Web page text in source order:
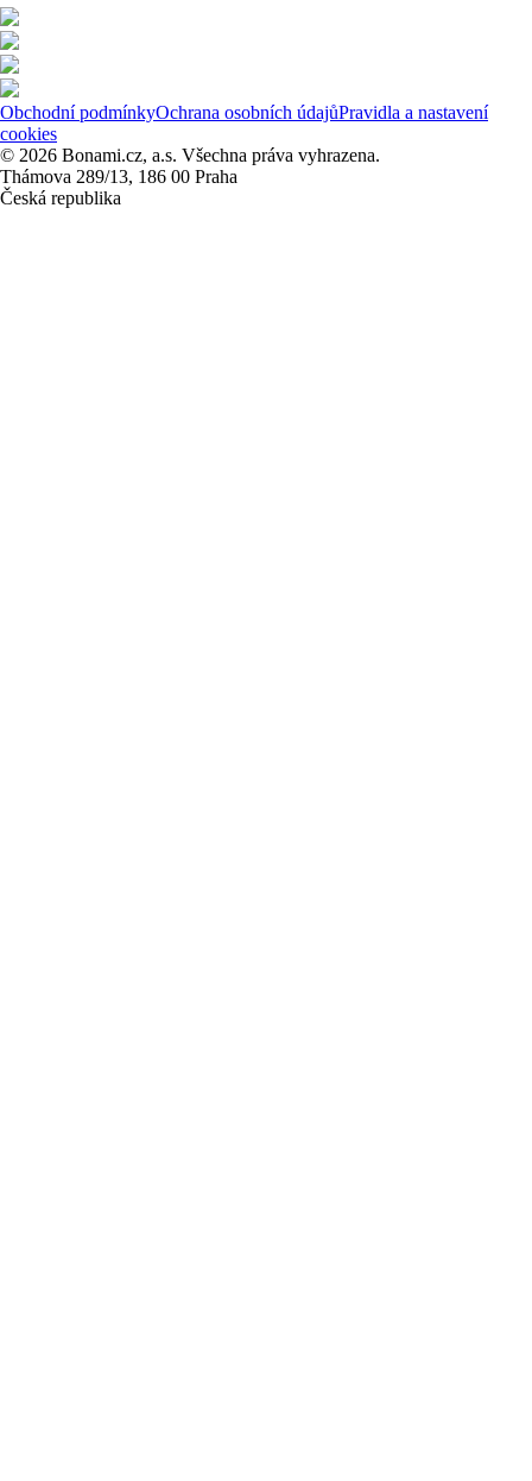
Obchodní podmínkyOchrana osobních údajůPravidla a nastavení
cookies
© 2026 Bonami.cz, a.s. Všechna práva vyhrazena.
Thámova 289/13, 186 00 Praha
Česká republika